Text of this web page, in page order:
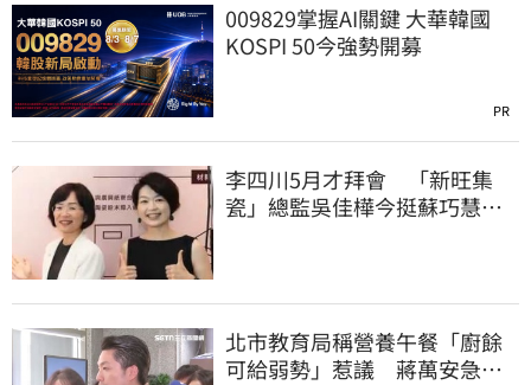
009829掌握AI關鍵 大華韓國
KOSPI 50今強勢開募
PR
李四川5月才拜會 「新旺集
瓷」總監吳佳樺今挺蘇巧慧：
北市教育局稱營養午餐「廚餘
可給弱勢」惹議 蔣萬安急